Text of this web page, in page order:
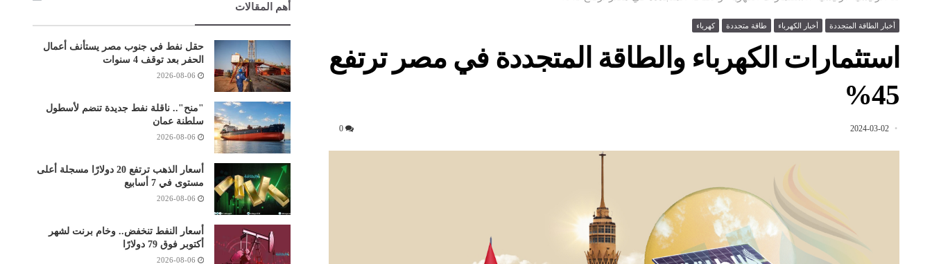
أخبار الطاقة المتجددة أخبار الكهرباء طاقة متجددة كهرباء
استثمارات الكهرباء والطاقة المتجددة في مصر ترتفع
45%
2024-03-02
0
أهم المقالات
حقل نفط في جنوب مصر يستأنف أعمال
الحفر بعد توقف 4 سنوات
2026-08-06
"منح".. ناقلة نفط جديدة تنضم لأسطول
سلطنة عمان
2026-08-06
أسعار الذهب ترتفع 20 دولارًا مسجلة أعلى
مستوى في 7 أسابيع
2026-08-06
أسعار النفط تنخفض.. وخام برنت لشهر
أكتوبر فوق 79 دولارًا
2026-08-06